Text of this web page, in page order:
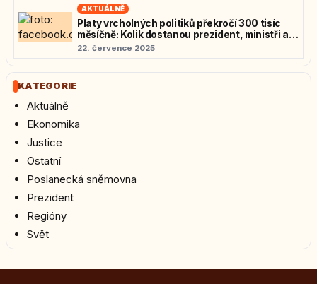
AKTUÁLNĚ
Platy vrcholných politiků překročí 300 tisíc
měsíčně: Kolik dostanou prezident, ministři a
poslanci?
22. července 2025
KATEGORIE
Aktuálně
Ekonomika
Justice
Ostatní
Poslanecká sněmovna
Prezident
Regióny
Svět